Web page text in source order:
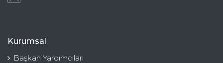
Kurumsal
Başkan Yardımcıları